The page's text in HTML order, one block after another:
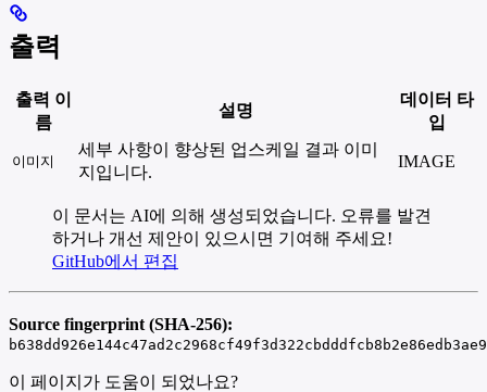
출력
출력 이
름
설명
데이터 타
입
이미지
세부 사항이 향상된 업스케일 결과 이미
지입니다.
IMAGE
이 문서는 AI에 의해 생성되었습니다. 오류를 발견
하거나 개선 제안이 있으시면 기여해 주세요!
GitHub에서 편집
Source fingerprint (SHA-256):
이 페이지가 도움이 되었나요?